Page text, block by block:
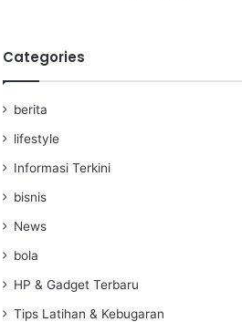
Categories
berita
lifestyle
Informasi Terkini
bisnis
News
bola
HP & Gadget Terbaru
Tips Latihan & Kebugaran